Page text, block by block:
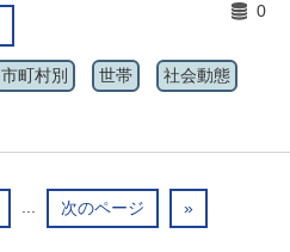
0
市町村別 世帯 社会動態
... 次のページ »